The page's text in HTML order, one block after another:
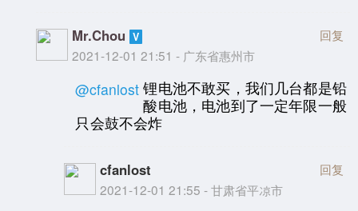
Mr.Chou
2021-12-01 21:51 - 广东省惠州市
回复
@cfanlost 锂电池不敢买，我们几台都是铅
酸电池，电池到了一定年限一般
只会鼓不会炸
cfanlost
2021-12-01 21:55 - 甘肃省平凉市
回复